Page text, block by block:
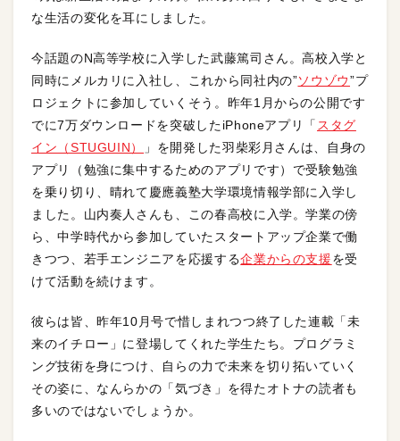
な生活の変化を耳にしました。
今話題のN高等学校に入学した武藤篤司さん。高校入学と
同時にメルカリに入社し、これから同社内の”ソウゾウ”プ
ロジェクトに参加していくそう。昨年1月からの公開です
でに7万ダウンロードを突破したiPhoneアプリ「 スタグ
イン（STUGUIN）
」を開発した羽柴彩月さんは、自身の
アプリ（勉強に集中するためのアプリです）で受験勉強
を乗り切り、晴れて慶應義塾大学環境情報学部に入学し
ました。山内奏人さんも、この春高校に入学。学業の傍
ら、中学時代から参加していたスタートアップ企業で働
きつつ、若手エンジニアを応援する企業からの支援を受
けて活動を続けます。
彼らは皆、昨年10月号で惜しまれつつ終了した連載「未
来のイチロー」に登場してくれた学生たち。プログラミ
ング技術を身につけ、自らの力で未来を切り拓いていく
その姿に、なんらかの「気づき」を得たオトナの読者も
多いのではないでしょうか。